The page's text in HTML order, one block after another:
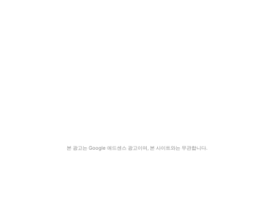
본 광고는 Google 애드센스 광고이며, 본 사이트와는 무관합니다.